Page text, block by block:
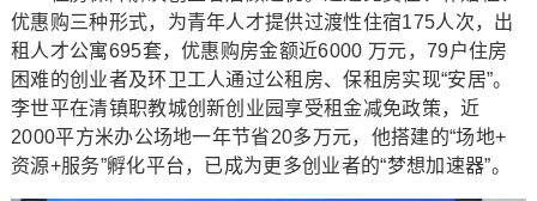
优惠购三种形式，为青年人才提供过渡性住宿175人次，出
租人才公寓695套，优惠购房金额近6000 万元，79户住房
困难的创业者及环卫工人通过公租房、保租房实现“安居”。
李世平在清镇职教城创新创业园享受租金减免政策，近
2000平方米办公场地一年节省20多万元，他搭建的“场地+
资源+服务”孵化平台，已成为更多创业者的“梦想加速器”。